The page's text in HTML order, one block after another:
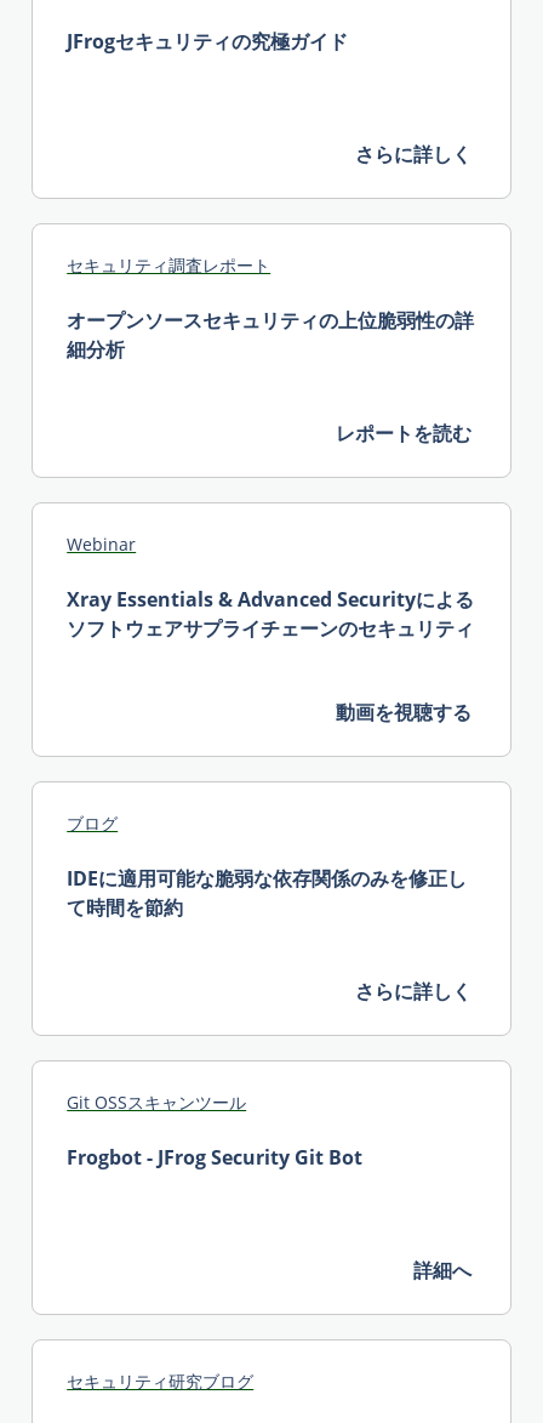
JFrogセキュリティの究極ガイド
さらに詳しく
セキュリティ調査レポート
オープンソースセキュリティの上位脆弱性の詳
細分析
レポートを読む
Webinar
Xray Essentials & Advanced Securityによる
ソフトウェアサプライチェーンのセキュリティ
動画を視聴する
ブログ
IDEに適用可能な脆弱な依存関係のみを修正し
て時間を節約
さらに詳しく
Git OSSスキャンツール
Frogbot - JFrog Security Git Bot
詳細へ
セキュリティ研究ブログ